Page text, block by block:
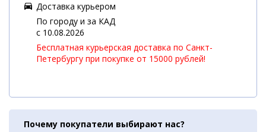
Доставка курьером
По городу и за КАД
c 10.08.2026
Бесплатная курьерская доставка по Санкт-
Петербургу при покупке от 15000 рублей!
Почему покупатели выбирают нас?